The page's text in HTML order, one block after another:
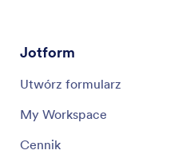
Jotform
Utwórz formularz
My Workspace
Cennik